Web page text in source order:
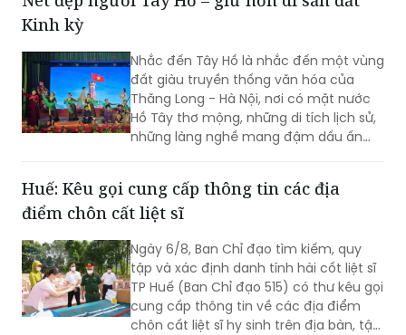
Kinh kỳ
Nhắc đến Tây Hồ là nhắc đến một vùng
đất giàu truyền thống văn hóa của
Thăng Long - Hà Nội, nơi có mặt nước
Hồ Tây thơ mộng, những di tích lịch sử,
những làng nghề mang đậm dấu ấn
nghìn năm văn hiến.
Huế: Kêu gọi cung cấp thông tin các địa
điểm chôn cất liệt sĩ
Ngày 6/8, Ban Chỉ đạo tìm kiếm, quy
tập và xác định danh tính hài cốt liệt sĩ
TP Huế (Ban Chỉ đạo 515) có thư kêu gọi
cung cấp thông tin về các địa điểm
chôn cất liệt sĩ hy sinh trên địa bàn, tập